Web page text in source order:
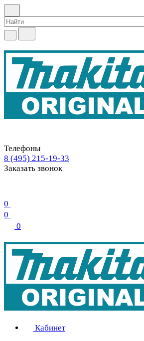
Телефоны
8 (495) 215-19-33
Заказать звонок
0
0
0
Кабинет